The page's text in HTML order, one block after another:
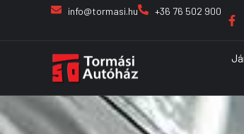
info@tormasi.hu +36 76 502 900